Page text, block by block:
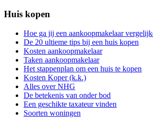
Huis kopen
Hoe ga jij een aankoopmakelaar
De 20 ultieme tips bij een huis kopen
Kosten aankoopmakelaar
Taken aankoopmakelaar
Het stappenplan om een huis te kopen
Kosten Koper (k.k.)
Alles over NHG
De betekenis van onder bod
Een geschikte taxateur vinden
Soorten woningen